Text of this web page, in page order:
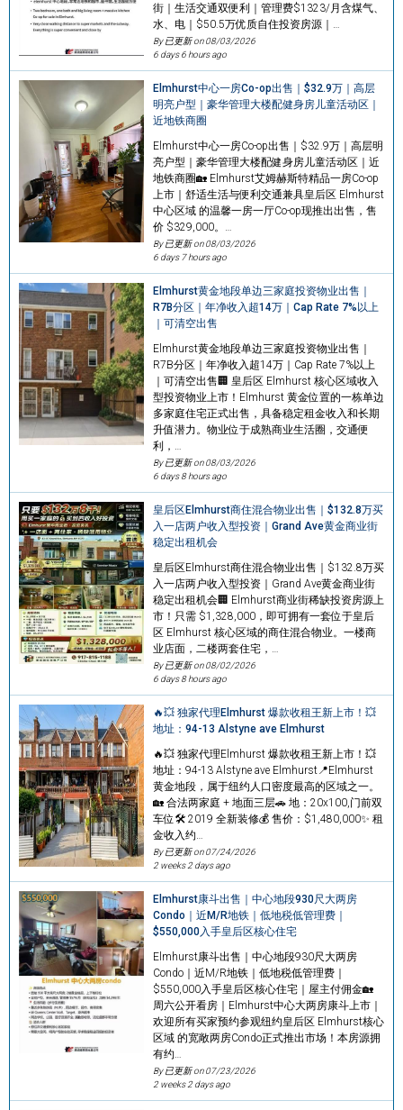
街｜生活交通双便利｜管理费$1323/月含煤气、
水、电｜$50.5万优质自住投资房源｜…
By 已更新 on08/03/2026
6 days 6 hours ago
Elmhurst中心一房Co-op出售｜$32.9万｜高层
明亮户型｜豪华管理大楼配健身房儿童活动区｜
近地铁商圈
Elmhurst中心一房Co-op出售｜$32.9万｜高层明
亮户型｜豪华管理大楼配健身房儿童活动区｜近
地铁商圈🏡 Elmhurst艾姆赫斯特精品一房Co-op
上市｜舒适生活与便利交通兼具皇后区 Elmhurst
中心区域 的温馨一房一厅Co-op现推出出售，售
价 $329,000。…
By 已更新 on08/03/2026
6 days 7 hours ago
Elmhurst黄金地段单边三家庭投资物业出售｜
R7B分区｜年净收入超14万｜Cap Rate 7%以上
｜可清空出售
Elmhurst黄金地段单边三家庭投资物业出售｜
R7B分区｜年净收入超14万｜Cap Rate 7%以上
｜可清空出售🏢 皇后区 Elmhurst 核心区域收入
型投资物业上市！Elmhurst 黄金位置的一栋单边
多家庭住宅正式出售，具备稳定租金收入和长期
升值潜力。物业位于成熟商业生活圈，交通便
利，…
By 已更新 on08/03/2026
6 days 8 hours ago
皇后区Elmhurst商住混合物业出售｜$132.8万买
入一店两户收入型投资｜Grand Ave黄金商业街
稳定出租机会
皇后区Elmhurst商住混合物业出售｜$132.8万买
入一店两户收入型投资｜Grand Ave黄金商业街
稳定出租机会🏢 Elmhurst商业街稀缺投资房源上
市！只需 $1,328,000，即可拥有一套位于皇后
区 Elmhurst 核心区域的商住混合物业。一楼商
业店面，二楼两套住宅，…
By 已更新 on08/02/2026
6 days 8 hours ago
🔥💥 独家代理Elmhurst 爆款收租王新上市！💥
地址：94-13 Alstyne ave Elmhurst
🔥💥 独家代理Elmhurst 爆款收租王新上市！💥
地址：94-13 Alstyne ave Elmhurst📍Elmhurst
黄金地段，属于纽约人口密度最高的区域之一。
🏡 合法两家庭 + 地面三层🚗 地：20x100,门前双
车位🛠 2019 全新装修💰 售价：$1,480,000✨ 租
金收入约…
By 已更新 on07/24/2026
2 weeks 2 days ago
Elmhurst康斗出售｜中心地段930尺大两房
Condo｜近M/R地铁｜低地税低管理费｜
$550,000入手皇后区核心住宅
Elmhurst康斗出售｜中心地段930尺大两房
Condo｜近M/R地铁｜低地税低管理费｜
$550,000入手皇后区核心住宅｜屋主付佣金🏡
周六公开看房｜Elmhurst中心大两房康斗上市｜
欢迎所有买家预约参观纽约皇后区 Elmhurst核心
区域 的宽敞两房Condo正式推出市场！本房源拥
有约…
By 已更新 on07/23/2026
2 weeks 2 days ago